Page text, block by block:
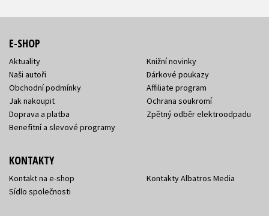
E-SHOP
Aktuality
Naši autoři
Obchodní podmínky
Jak nakoupit
Doprava a platba
Benefitní a slevové programy
Knižní novinky
Dárkové poukazy
Affiliate program
Ochrana soukromí
Zpětný odběr elektroodpadu
KONTAKTY
Kontakt na e-shop
Sídlo společnosti
Kontakty Albatros Media